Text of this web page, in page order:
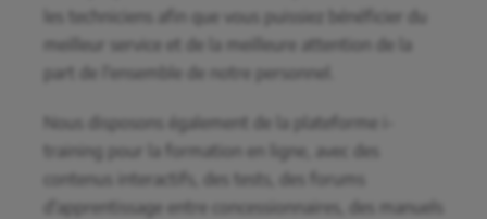
les techniciens afin que vous puissiez bénéficier du
meilleur service et de la meilleure attention de la
part de l'ensemble de notre personnel.
Nous disposons également de la plateforme i-
training pour la formation en ligne, avec des
contenus interactifs, des tests, des forums
d'apprentissage entre concessionnaires, des manuels